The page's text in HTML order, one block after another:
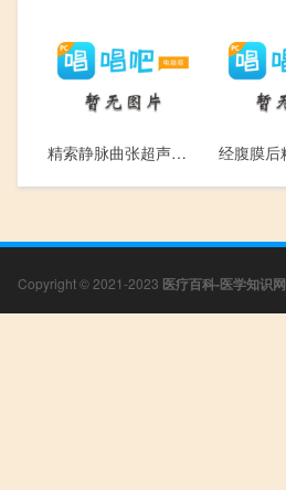
精索静脉曲张超声检查_Jing Suo Jing Mai Qu Zhang Chao Sheng Jian Cha
Copyright © 2021-2023 医疗百科-医学知识网